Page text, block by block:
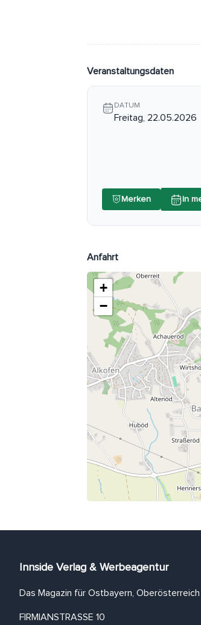
Veranstaltungsdaten
DATUM
Freitag, 22.05.2026
Merken In
Anfahrt
+
−
Innside Verlag & Werbeagentur
Das Magazin für Ostbayern, Oberösterreich
FIRMIANSTRASSE 10